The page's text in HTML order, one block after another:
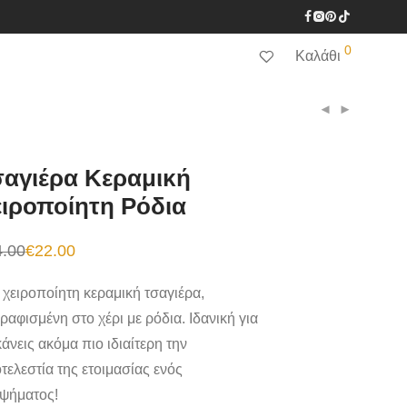
Καλάθι 0
Κεραμική
Ρόδια
€22.00
κεραμική τσαγιέρα,
στο χέρι με ρόδια. Ιδανική για
ακόμα πιο ιδιαίτερη την
της ετοιμασίας ενός